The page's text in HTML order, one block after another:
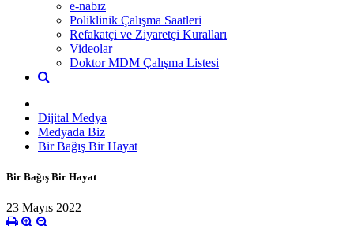
e-nabız
Poliklinik Çalışma Saatleri
Refakatçi ve Ziyaretçi Kuralları
Videolar
Doktor MDM Çalışma Listesi
Dijital Medya
Medyada Biz
Bir Bağış Bir Hayat
Bir Bağış Bir Hayat
23 Mayıs 2022